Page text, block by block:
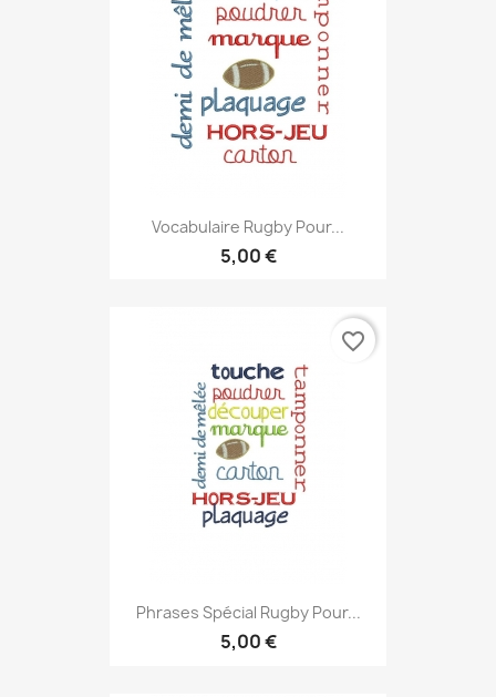
Vocabulaire Rugby Pour...
5,00 €
Phrases Spécial Rugby Pour...
5,00 €
favorite_border